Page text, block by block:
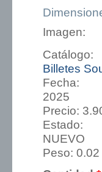
Imagen:
Catálogo:
Billetes
Fecha:
2025
Precio:
Estado:
NUEVO
Peso: 0.02